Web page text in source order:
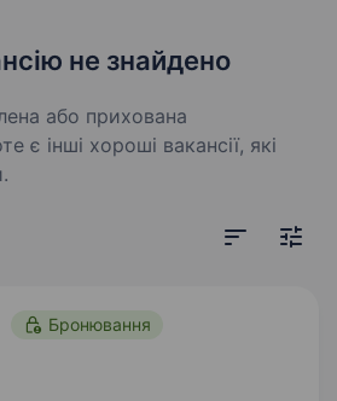
не знайдено
або прихована
є інші хороші вакансії, які
Бронювання